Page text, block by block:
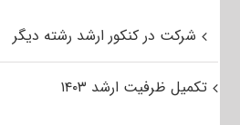
شرکت در کنکور ارشد رشته دیگر
تکمیل ظرفیت ارشد ۱۴۰۳